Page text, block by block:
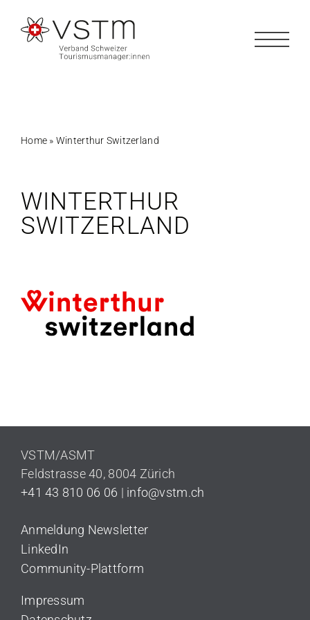
Inhalt
springen
Home » Winterthur Switzerland
WINTERTHUR
SWITZERLAND
VSTM/ASMT
Feldstrasse 40, 8004 Zürich
+41 43 810 06 06 | info@vstm.ch
Anmeldung Newsletter
LinkedIn
Community-Plattform
Impressum